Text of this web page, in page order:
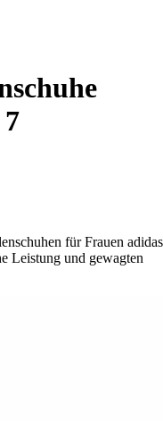
für Frauen adidas
Leistung und gewagten